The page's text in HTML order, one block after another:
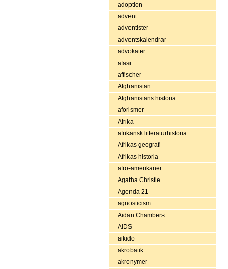
adoption
advent
adventister
adventskalendrar
advokater
afasi
affischer
Afghanistan
Afghanistans historia
aforismer
Afrika
afrikansk litteraturhistoria
Afrikas geografi
Afrikas historia
afro-amerikaner
Agatha Christie
Agenda 21
agnosticism
Aidan Chambers
AIDS
aikido
akrobatik
akronymer